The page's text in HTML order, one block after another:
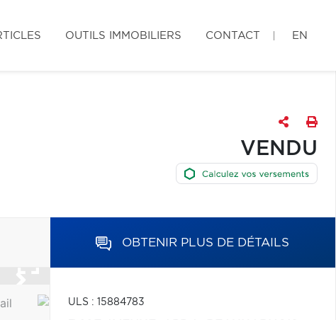
OUTILS IMMOBILIERS CONTACT EN
VENDU
OBTENIR PLUS DE DÉTAILS
ULS : 15884783